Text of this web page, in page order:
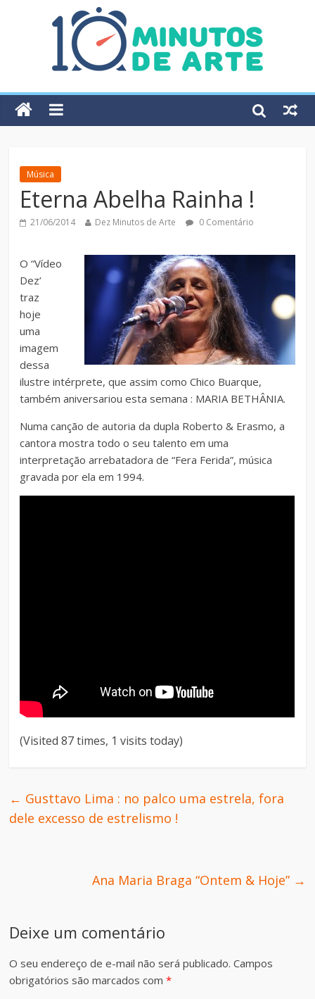
Música
Eterna Abelha Rainha !
21/06/2014 Dez Minutos de Arte 0 Comentário
O “Vídeo
Dez’
traz
hoje
uma
imagem
dessa
ilustre intérprete, que assim como Chico Buarque,
também aniversariou esta semana : MARIA BETHÂNIA.
Numa canção de autoria da dupla Roberto & Erasmo, a
cantora mostra todo o seu talento em uma
interpretação arrebatadora de “Fera Ferida”, música
gravada por ela em 1994.
(Visited 87 times, 1 visits today)
← Gusttavo Lima : no palco uma estrela, fora
dele excesso de estrelismo !
Ana Maria Braga “Ontem & Hoje” →
Deixe um comentário
O seu endereço de e-mail não será publicado. Campos
obrigatórios são marcados com*